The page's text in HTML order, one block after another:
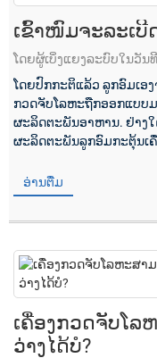
ເຂົ້າໜົມຈະລະເບີ
ໂດຍຜູ້ເບິ່ງແຍງລະບົບໃນວັນທີ
ໂດຍປົກກະຕິແລ້ວ ລູກອົມເອ
ກວດຈັບໂລຫະຖືກອອກແບບ
ຜະລິດຕະພັນອາຫານ. ຢ່າງ
ຜະລິດຕະພັນລູກອົມກະຕຸ້ນເ
ອ່ານຕື່ມ
ເຄື່ອງກວດຈັບໂລ
ວ່າງໄດ້ບໍ?